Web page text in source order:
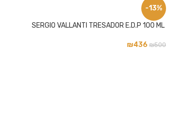
-13%
₪500
₪436
אינסטגרם